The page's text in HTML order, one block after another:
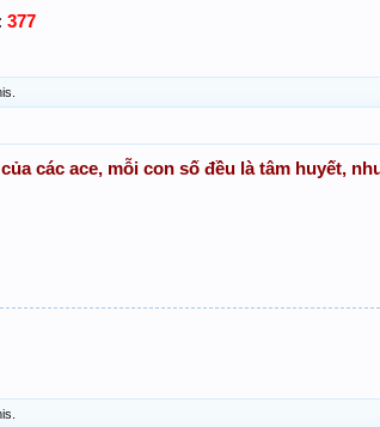
377
các ace, mỗi con số đều là tâm huyết,